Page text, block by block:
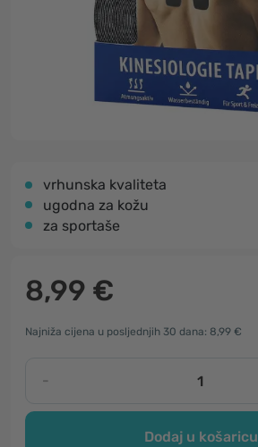
vrhunska kvaliteta
ugodna za kožu
za sportaše
8,99 €
Najniža cijena u posljednjih 30 dana: 8,99 €
-
Dodaj u košaricu